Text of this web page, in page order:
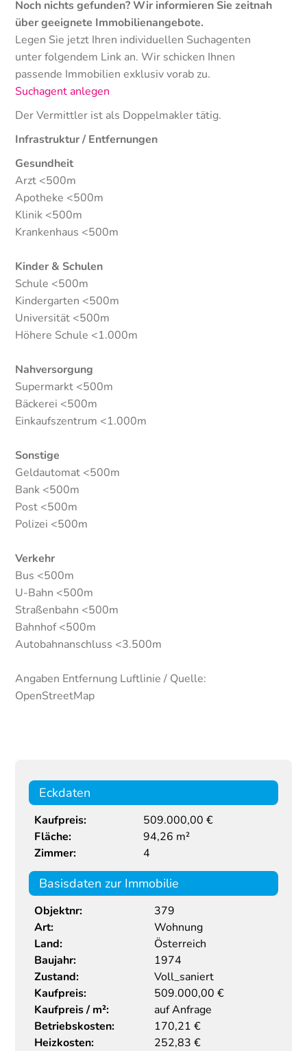
Noch nichts gefunden? Wir informieren Sie zeitnah
über geeignete Immobilienangebote.
Legen Sie jetzt Ihren individuellen Suchagenten
unter folgendem Link an. Wir schicken Ihnen
passende Immobilien exklusiv vorab zu.
Suchagent anlegen
Der Vermittler ist als Doppelmakler tätig.
Infrastruktur / Entfernungen
Gesundheit
Arzt <500m
Apotheke <500m
Klinik <500m
Krankenhaus <500m
Kinder & Schulen
Schule <500m
Kindergarten <500m
Universität <500m
Höhere Schule <1.000m
Nahversorgung
Supermarkt <500m
Bäckerei <500m
Einkaufszentrum <1.000m
Sonstige
Geldautomat <500m
Bank <500m
Post <500m
Polizei <500m
Verkehr
Bus <500m
U-Bahn <500m
Straßenbahn <500m
Bahnhof <500m
Autobahnanschluss <3.500m
Angaben Entfernung Luftlinie / Quelle:
OpenStreetMap
Eckdaten
Kaufpreis:
509.000,00 €
Fläche:
94,26 m²
Zimmer:
4
Basisdaten zur Immobilie
Objektnr:
379
Art:
Wohnung
Land:
Österreich
Baujahr:
1974
Zustand:
Voll_saniert
Kaufpreis:
509.000,00 €
Kaufpreis / m²:
auf Anfrage
Betriebskosten:
170,21 €
Heizkosten:
252,83 €